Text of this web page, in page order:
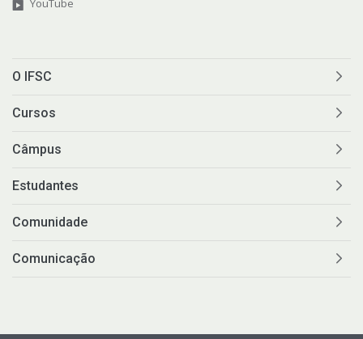
O IFSC
Cursos
Câmpus
Estudantes
Comunidade
Comunicação